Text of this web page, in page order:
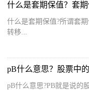
什么是套期保值？套
什么是套期保值?所谓套
转移...
pB什么意思？股票中
pB什么意思?PB就是说的